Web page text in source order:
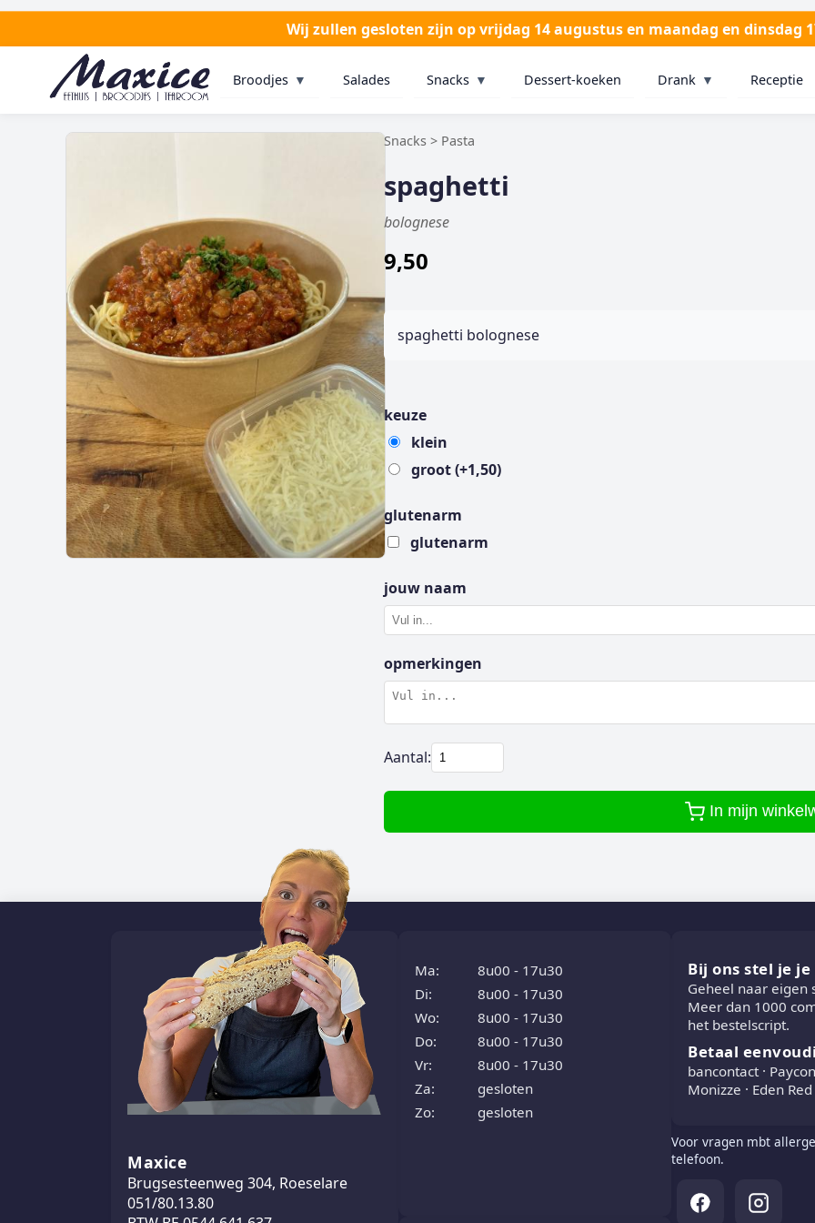
Wij zullen gesloten zijn op vrijdag 14 augustus en maandag en dinsdag
Broodjes ▼ Salades Snacks ▼ Dessert-koeken Drank ▼ Receptie
Snacks > Pasta
spaghetti
bolognese
9,50
spaghetti bolognese
keuze
klein
groot (+1,50)
glutenarm
glutenarm
jouw naam
opmerkingen
Aantal:
In mijn
Maxice
Brugsesteenweg 304, Roeselare
051/80.13.80
Ma:
8u00 - 17u30
Di:
8u00 - 17u30
Wo:
8u00 - 17u30
Do:
8u00 - 17u30
Vr:
8u00 - 17u30
Za:
gesloten
Zo:
gesloten
Bij ons stel je
Geheel naar eigen
Meer dan 1000
het bestelscript.
Betaal
bancontact ·
Monizze · Eden Red
Voor vragen mbt
telefoon.